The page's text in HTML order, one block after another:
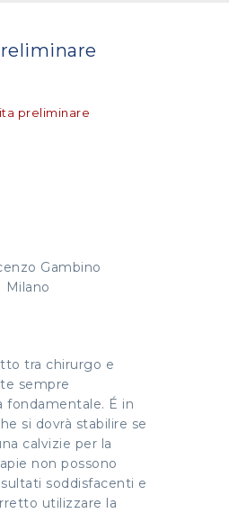
preliminare
Gambino
Milano
tra chirurgo e
sempre
fondamentale. É in
si dovrà stabilire se
calvizie per la
non possono
soddisfacenti e
utilizzare la